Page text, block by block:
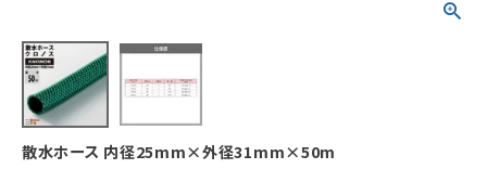
散水ホース 内径25mm×外径31mm×50m